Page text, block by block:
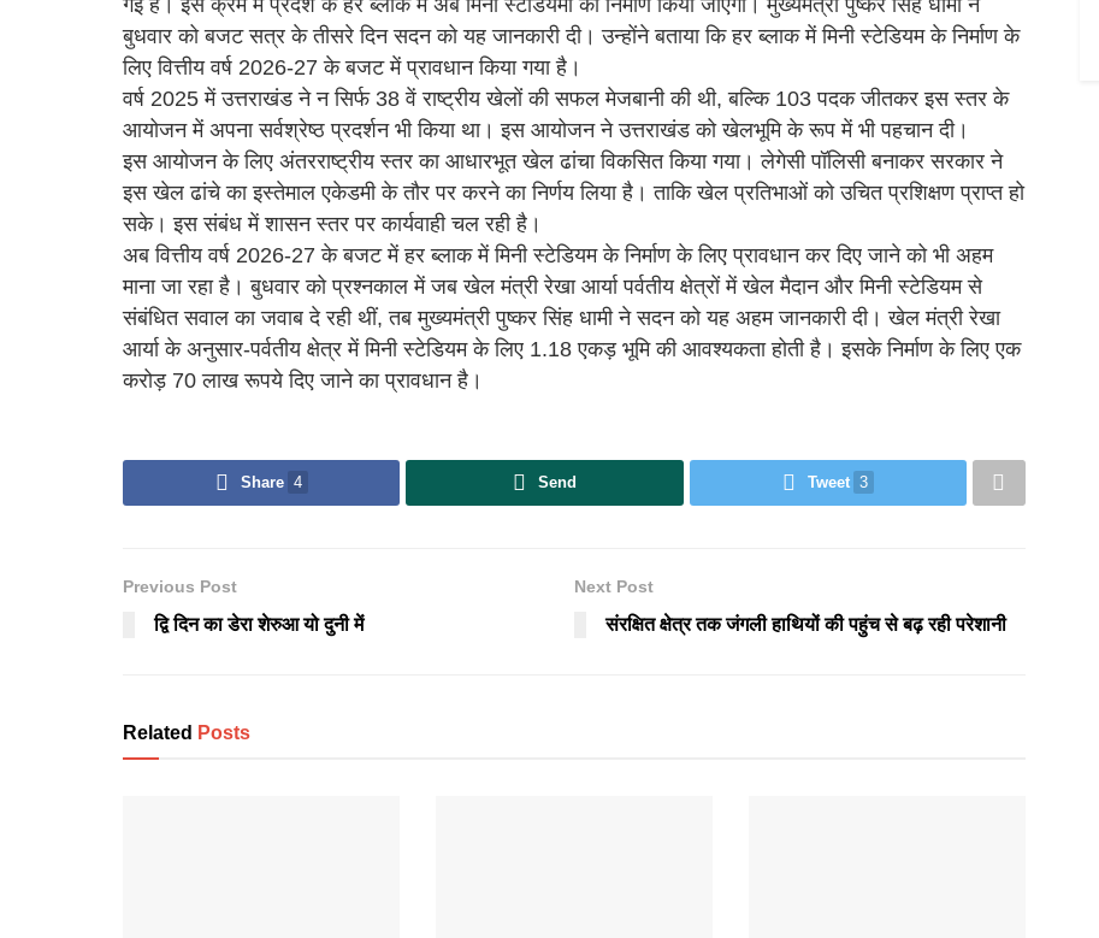
गई है। इस क्रम में प्रदेश के हर ब्लाक में अब मिनी स्टेडियमों का निर्माण किया जाएगा। मुख्यमंत्री पुष्कर सिंह धामी ने
बुधवार को बजट सत्र के तीसरे दिन सदन को यह जानकारी दी। उन्होंने बताया कि हर ब्लाक में मिनी स्टेडियम के निर्माण के
लिए वित्तीय वर्ष 2026-27 के बजट में प्रावधान किया गया है।
वर्ष 2025 में उत्तराखंड ने न सिर्फ 38 वें राष्ट्रीय खेलों की सफल मेजबानी की थी, बल्कि 103 पदक जीतकर इस स्तर के
आयोजन में अपना सर्वश्रेष्ठ प्रदर्शन भी किया था। इस आयोजन ने उत्तराखंड को खेलभूमि के रूप में भी पहचान दी।
इस आयोजन के लिए अंतरराष्ट्रीय स्तर का आधारभूत खेल ढांचा विकसित किया गया। लेगेसी पॉलिसी बनाकर सरकार ने
इस खेल ढांचे का इस्तेमाल एकेडमी के तौर पर करने का निर्णय लिया है। ताकि खेल प्रतिभाओं को उचित प्रशिक्षण प्राप्त हो
सके। इस संबंध में शासन स्तर पर कार्यवाही चल रही है।
अब वित्तीय वर्ष 2026-27 के बजट में हर ब्लाक में मिनी स्टेडियम के निर्माण के लिए प्रावधान कर दिए जाने को भी अहम
माना जा रहा है। बुधवार को प्रश्नकाल में जब खेल मंत्री रेखा आर्या पर्वतीय क्षेत्रों में खेल मैदान और मिनी स्टेडियम से
संबंधित सवाल का जवाब दे रही थीं, तब मुख्यमंत्री पुष्कर सिंह धामी ने सदन को यह अहम जानकारी दी। खेल मंत्री रेखा
आर्या के अनुसार-पर्वतीय क्षेत्र में मिनी स्टेडियम के लिए 1.18 एकड़ भूमि की आवश्यकता होती है। इसके निर्माण के लिए एक
करोड़ 70 लाख रूपये दिए जाने का प्रावधान है।
Share 4 Send Tweet 3
Previous Post
द्वि दिन का डेरा शेरुआ यो दुनी में
Next Post
संरक्षित क्षेत्र तक जंगली हाथियों की पहुंच से बढ़ रही परेशानी
Related Posts